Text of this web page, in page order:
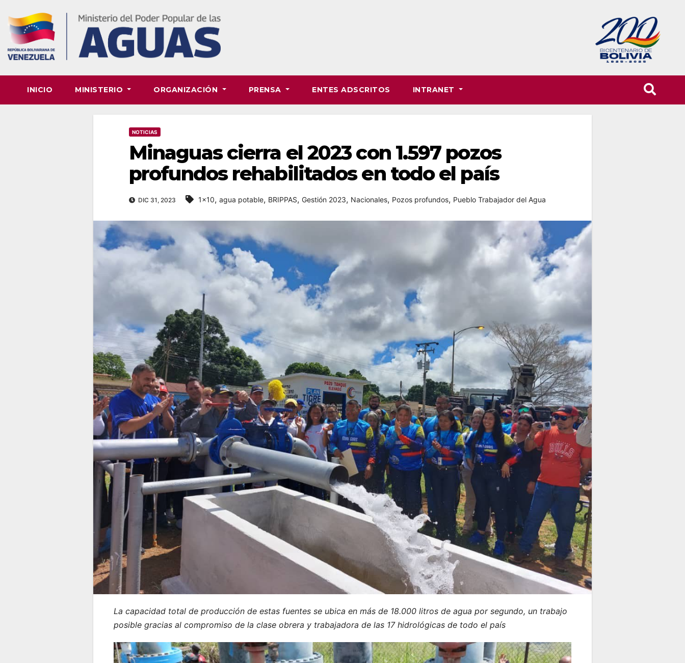
content
INICIO MINISTERIO ORGANIZACIÓN PRENSA ENTES ADSCRITOS INTRANET
NOTICIAS
Minaguas cierra el 2023 con 1.597 pozos
profundos rehabilitados en todo el país
DIC 31, 2023 1x10, agua potable, BRIPPAS, Gestión 2023, Nacionales, Pozos profundos, Pueblo Trabajador del Agua
La capacidad total de producción de estas fuentes se ubica en más de 18.000 litros de agua por segundo, un trabajo
posible gracias al compromiso de la clase obrera y trabajadora de las 17 hidrológicas de todo el país